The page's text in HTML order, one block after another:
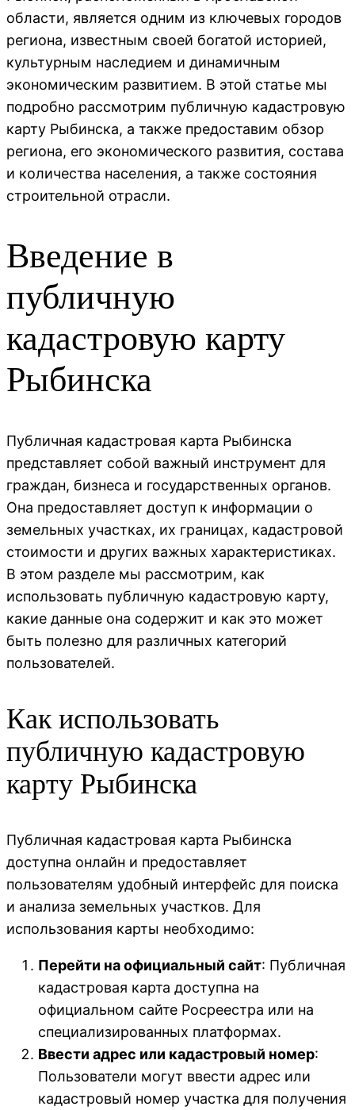
области, является одним из ключевых городов
региона, известным своей богатой историей,
культурным наследием и динамичным
экономическим развитием. В этой статье мы
подробно рассмотрим публичную кадастровую
карту Рыбинска, а также предоставим обзор
региона, его экономического развития, состава
и количества населения, а также состояния
строительной отрасли.
Введение в
публичную
кадастровую карту
Рыбинска
Публичная кадастровая карта Рыбинска
представляет собой важный инструмент для
граждан, бизнеса и государственных органов.
Она предоставляет доступ к информации о
земельных участках, их границах, кадастровой
стоимости и других важных характеристиках.
В этом разделе мы рассмотрим, как
использовать публичную кадастровую карту,
какие данные она содержит и как это может
быть полезно для различных категорий
пользователей.
Как использовать
публичную кадастровую
карту Рыбинска
Публичная кадастровая карта Рыбинска
доступна онлайн и предоставляет
пользователям удобный интерфейс для поиска
и анализа земельных участков. Для
использования карты необходимо:
Перейти на официальный сайт: Публичная
кадастровая карта доступна на
официальном сайте Росреестра или на
специализированных платформах.
Ввести адрес или кадастровый номер:
Пользователи могут ввести адрес или
кадастровый номер участка для получения